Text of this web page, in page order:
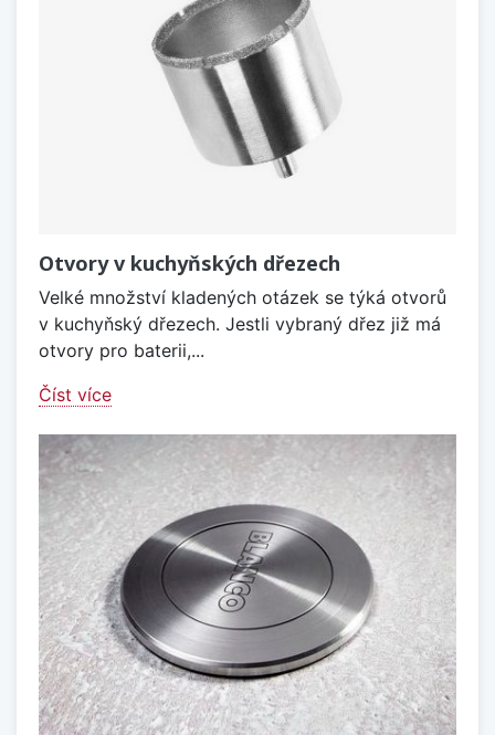
Otvory v kuchyňských dřezech
Velké množství kladených otázek se týká otvorů
v kuchyňský dřezech. Jestli vybraný dřez již má
otvory pro baterii,...
Číst více